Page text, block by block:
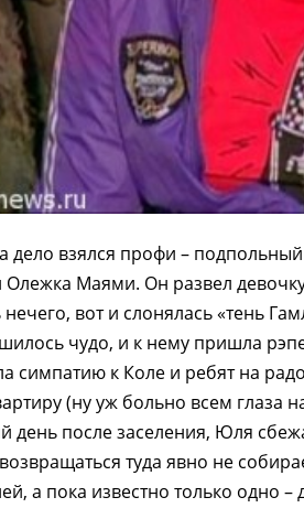
дело взялся профи –
Олежка Маями. Он развел
нечего, вот и слонялась «тень
чудо, и к нему пришла
симпатию к Коле и ребят на
(ну уж больно всем глаза
день после заселения, Юля
туда явно не
а пока известно только одно